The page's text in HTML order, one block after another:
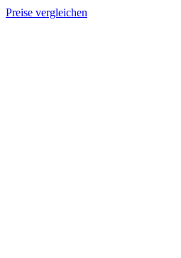
Preise vergleichen